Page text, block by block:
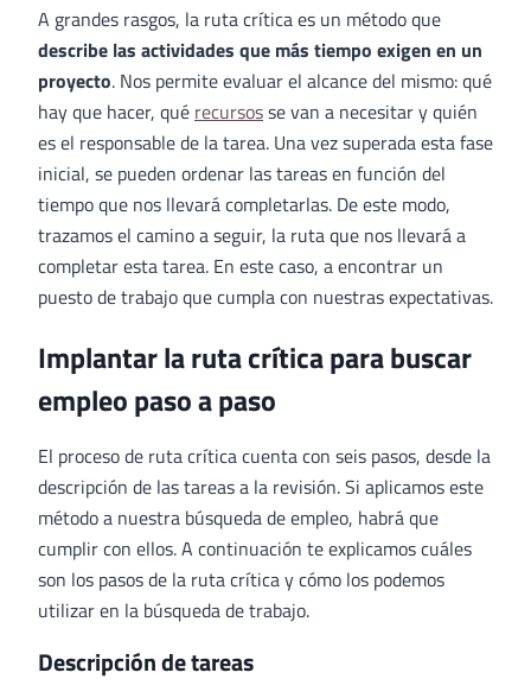
A grandes rasgos, la ruta crítica es un método que
describe las actividades que más tiempo exigen en un
proyecto. Nos permite evaluar el alcance del mismo: qué
hay que hacer, qué recursosse van a necesitar y quién
es el responsable de la tarea. Una vez superada esta fase
inicial, se pueden ordenar las tareas en función del
tiempo que nos llevará completarlas. De este modo,
trazamos el camino a seguir, la ruta que nos llevará a
completar esta tarea. En este caso, a encontrar un
puesto de trabajo que cumpla con nuestras expectativas.
Implantar la ruta crítica para buscar
empleo paso a paso
El proceso de ruta crítica cuenta con seis pasos, desde la
descripción de las tareas a la revisión. Si aplicamos este
método a nuestra búsqueda de empleo, habrá que
cumplir con ellos. A continuación te explicamos cuáles
son los pasos de la ruta crítica y cómo los podemos
utilizar en la búsqueda de trabajo.
Descripción de tareas